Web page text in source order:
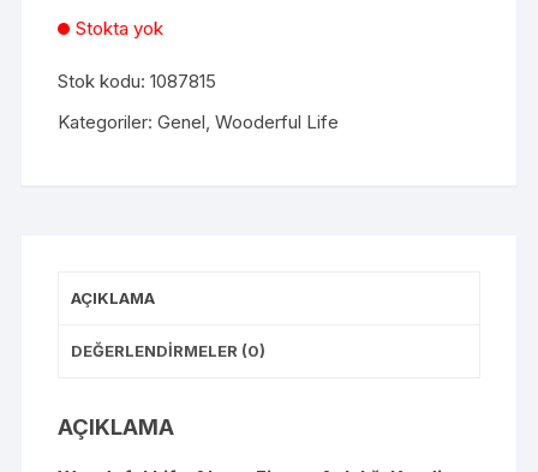
Stokta yok
Stok kodu:1087815
Kategoriler:Genel,Wooderful Life
AÇIKLAMA
DEĞERLENDIRMELER (0)
AÇIKLAMA